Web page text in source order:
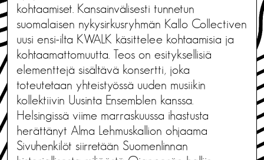
kohtaamiset. Kansainvälisesti tunnetun
suomalaisen nykysirkusryhmän Kallo Collectiven
uusi ensi-ilta KWALK käsittelee kohtaamisia ja
kohtaamattomuutta. Teos on esityksellisiä
elementtejä sisältävä konsertti, joka
toteutetaan yhteistyössä uuden musiikin
kollektiivin Uusinta Ensemblen kanssa.
Helsingissä viime marraskuussa ihastusta
herättänyt Alma Lehmuskallion ohjaama
Sivuhenkilöt siirretään Suomenlinnan